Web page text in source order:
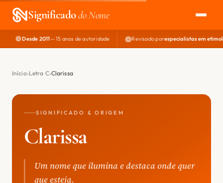
Significadodo Nome
EXPLORAR
NOME PERFEITO
Desde 2011— 15 anos de autoridade Revisado porespecialistas em
Início Letra C Clarissa
SIGNIFICADO & ORIGEM
Clarissa
Um nome que ilumina e destaca onde quer
que esteja.